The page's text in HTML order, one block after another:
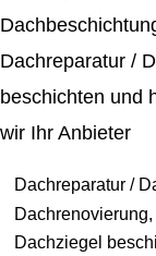
Dachreparatur /
beschichten und
wir Ihr Anbieter
Dachreparatur /
Dachziegel